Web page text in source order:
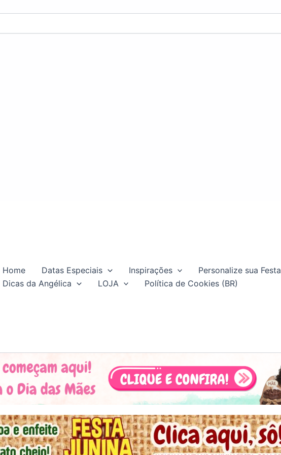
Home Datas Especiais Inspirações
Personalize sua Festa
Dicas da Angélica
LOJA Política de Cookies (BR)